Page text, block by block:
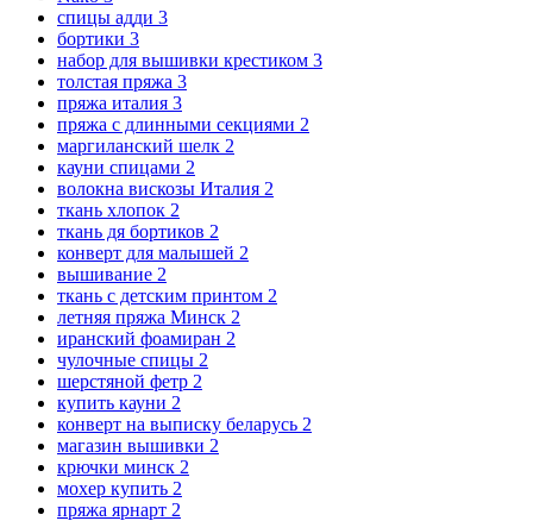
спицы адди 3
бортики 3
набор для вышивки крестиком 3
толстая пряжа 3
пряжа италия 3
пряжа с длинными секциями 2
маргиланский шелк 2
кауни спицами 2
волокна вискозы Италия 2
ткань хлопок 2
ткань дя бортиков 2
конверт для малышей 2
вышивание 2
ткань с детским принтом 2
летняя пряжа Минск 2
иранский фоамиран 2
чулочные спицы 2
шерстяной фетр 2
купить кауни 2
конверт на выписку беларусь 2
магазин вышивки 2
крючки минск 2
мохер купить 2
пряжа ярнарт 2